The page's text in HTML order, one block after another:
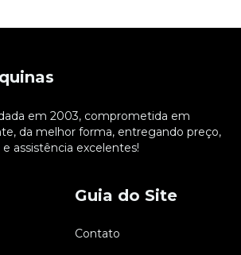
em 2003, comprometida em
da melhor forma, entregando preço,
assistência excelentes!
Guia do Site
Contato